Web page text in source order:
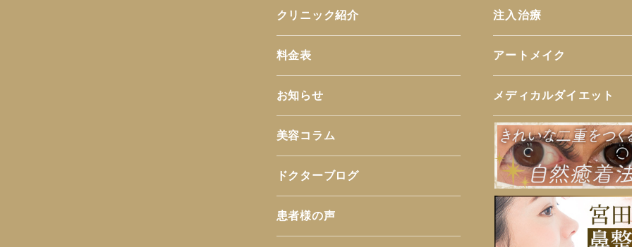
クリニック紹介
料金表
お知らせ
美容コラム
ドクターブログ
患者様の声
注入治療
アートメイク
メディカルダイエット